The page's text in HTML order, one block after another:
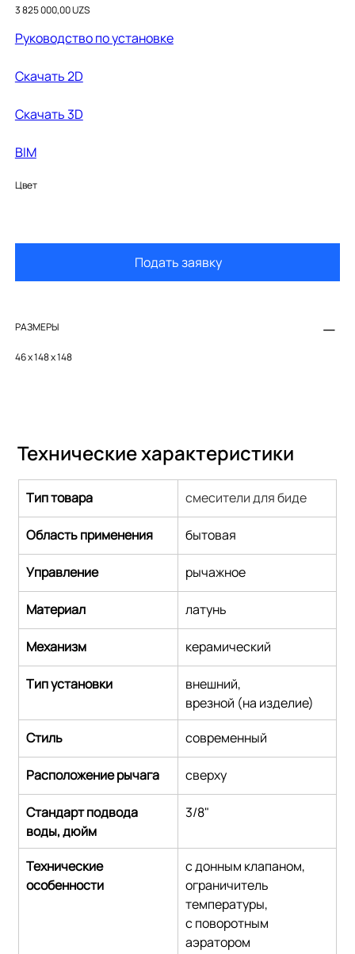
Цена
3 825 000,00 UZS
Руководство по установке
Cкачать 2D
Cкачать 3D
BIM
Цвет
Подать заявку
РАЗМЕРЫ
46 x 148 x 148
Технические характеристики
Тип товара смесители для биде
Область применения бытовая
Управление рычажное
Материал латунь
Механизм керамический
Тип установки
внешний,
врезной (на изделие)
Стиль
современный
Расположение рычага сверху
Стандарт подвода
воды, дюйм
3/8"
Технические
особенности
с донным клапаном,
ограничитель
температуры,
с поворотным
аэратором